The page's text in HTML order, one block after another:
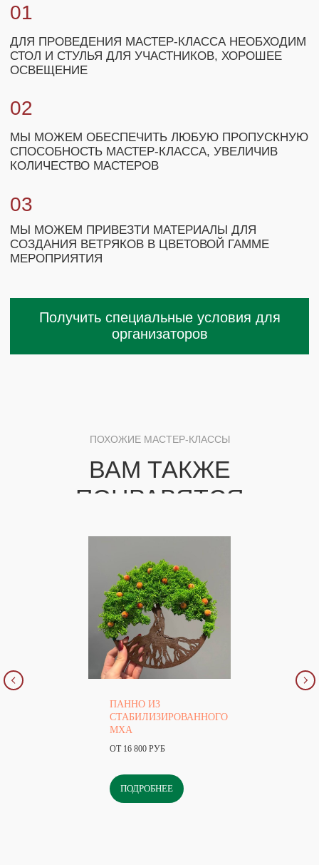
ПАННО ИЗ
СТАБИЛИЗИРОВАННОГО
МХА
ОТ 16 800 РУБ
ПОДРОБНЕЕ